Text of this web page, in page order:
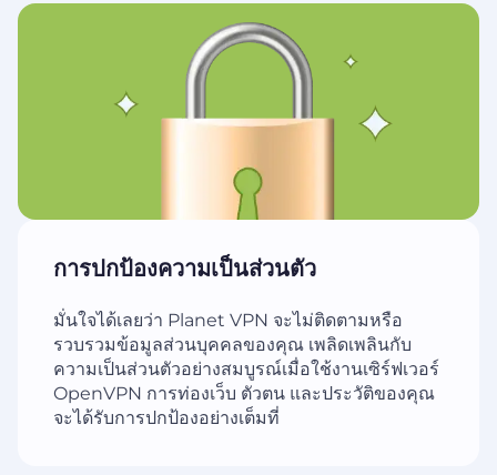
การปกป้องความเป็นส่วนตัว
มั่นใจได้เลยว่า Planet VPN จะไม่ติดตามหรือ
รวบรวมข้อมูลส่วนบุคคลของคุณ เพลิดเพลินกับ
ความเป็นส่วนตัวอย่างสมบูรณ์เมื่อใช้งานเซิร์ฟเวอร์
OpenVPN การท่องเว็บ ตัวตน และประวัติของคุณ
จะได้รับการปกป้องอย่างเต็มที่